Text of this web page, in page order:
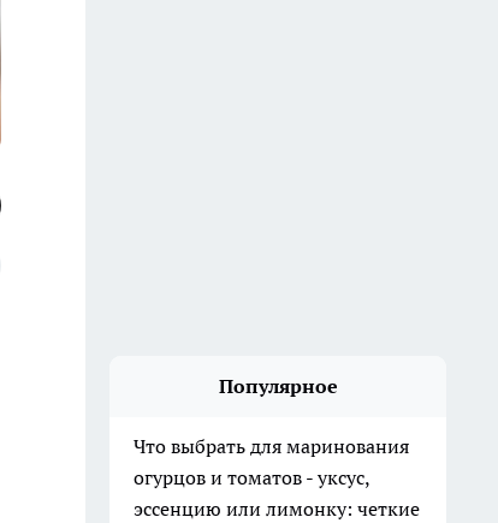
Популярное
Что выбрать для маринования
огурцов и томатов - уксус,
эссенцию или лимонку: четкие